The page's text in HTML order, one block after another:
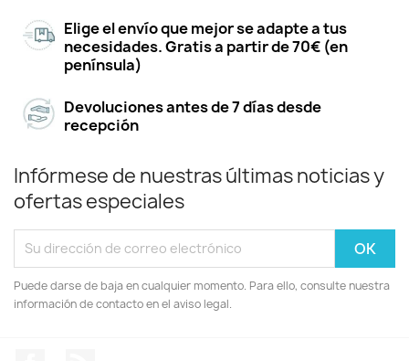
Elige el envío que mejor se adapte a tus
necesidades. Gratis a partir de 70€ (en
península)
Devoluciones antes de 7 días desde
recepción
Infórmese de nuestras últimas noticias y
ofertas especiales
Puede darse de baja en cualquier momento. Para ello, consulte nuestra
información de contacto en el aviso legal.